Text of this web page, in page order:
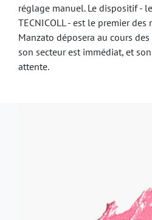
réglage manuel. Le dispositif -
TECNICOLL - est le premier des
Manzato déposera au cours
son secteur est immédiat, et
attente.